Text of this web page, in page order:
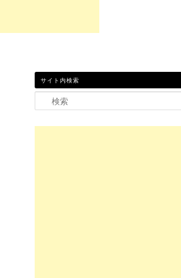
サイト内検索